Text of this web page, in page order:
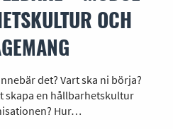
OCH
det? Vart ska ni börja?
skapa en hållbarhetskultur
Hur…